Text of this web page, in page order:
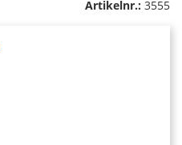
Artikelnr.: 3555